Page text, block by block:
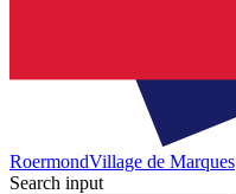
RoermondVillage de Marques
Search input